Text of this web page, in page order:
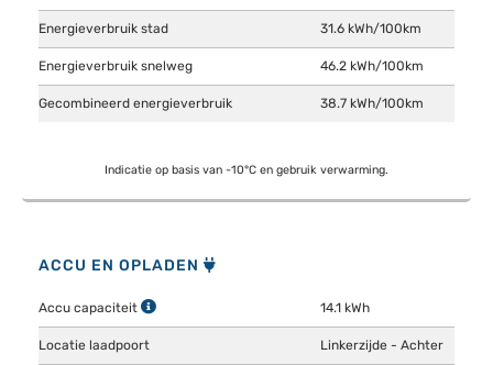
Energieverbruik stad 31.6 kWh/100km
Energieverbruik snelweg 46.2 kWh/100km
Gecombineerd energieverbruik 38.7 kWh/100km
Indicatie op basis van -10°C en gebruik verwarming.
ACCU EN OPLADEN
Accu capaciteit 14.1 kWh
Locatie laadpoort Linkerzijde - Achter